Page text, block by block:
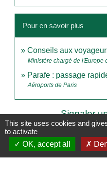
Pour en savoir plus
Conseils aux
Ministère chargé de l'Europe
Parafe : passage
Aéroports de Paris
Signaler
This site uses cookies and
to activate
OK, accept all